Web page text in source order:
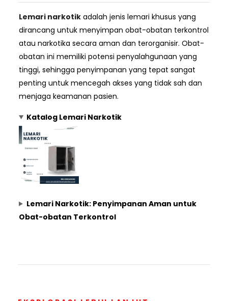
Lemari narkotik adalah jenis lemari khusus yang
dirancang untuk menyimpan obat-obatan terkontrol
atau narkotika secara aman dan terorganisir. Obat-
obatan ini memiliki potensi penyalahgunaan yang
tinggi, sehingga penyimpanan yang tepat sangat
penting untuk mencegah akses yang tidak sah dan
menjaga keamanan pasien.
Katalog Lemari Narkotik
Lemari Narkotik: Penyimpanan Aman untuk
Obat-obatan Terkontrol